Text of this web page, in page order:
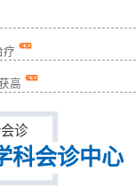
疗
高
诊
科会诊中心